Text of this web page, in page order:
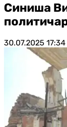
Синиша
30.07.2025 17:34